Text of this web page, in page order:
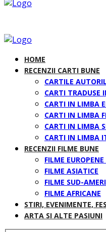
HOME
RECENZII CARTI BUNE
CARTILE
CARTI TRADUSE
CARTI IN LIMBA
CARTI IN LIMBA
CARTI IN LIMBA
CARTI IN LIMBA
RECENZII FILME BUNE
FILME
FILME ASIATICE
FILME SUD-
FILME AFRICANE
STIRI, EVENIMENTE,
ARTA SI ALTE PASIUNI